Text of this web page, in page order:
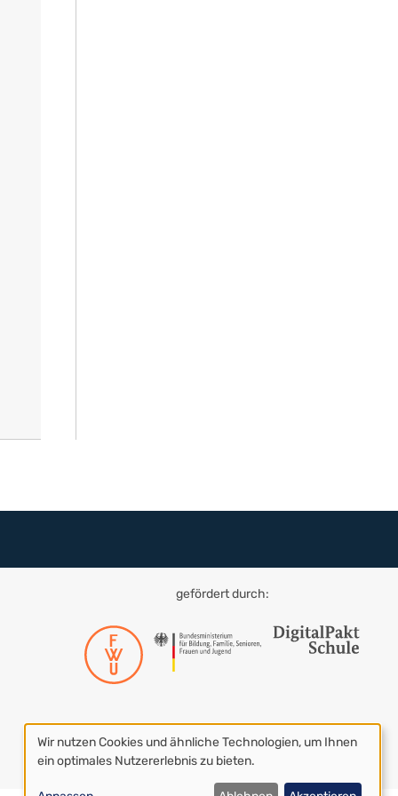
gefördert durch:
Datenschutzeinstellungen
Wir nutzen Cookies und ähnliche Technologien, um Ihnen
ein optimales Nutzererlebnis zu bieten.